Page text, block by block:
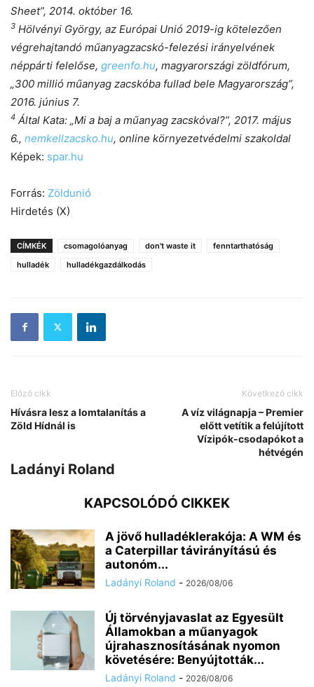
Sheet”, 2014. október 16.
3 Hölvényi György, az Európai Unió 2019-ig kötelezően
végrehajtandó műanyagzacskó-felezési irányelvének
néppárti felelőse, greenfo.hu, magyarországi zöldfórum,
„300 millió műanyag zacskóba fullad bele Magyarország”,
2016. június 7.
4 Által Kata: „Mi a baj a műanyag zacskóval?”, 2017. május
6., nemkellzacsko.hu, online környezetvédelmi szakoldal
Képek: spar.hu
Forrás: Zöldunió
Hirdetés (X)
CÍMKÉK csomagolóanyag don't waste it
fenntarthatóság
hulladék
hulladékgazdálkodás
Előző cikk
Hívásra lesz a lomtalanítás a
Zöld Hídnál is
Következő cikk
A víz világnapja – Premier
előtt vetítik a felújított
Vízipók-csodapókot a
hétvégén
Ladányi Roland
KAPCSOLÓDÓ CIKKEK
A jövő hulladéklerakója: A WM és
a Caterpillar távirányítású és
autonóm...
Ladányi Roland - 2026/08/06
Új törvényjavaslat az Egyesült
Államokban a műanyagok
újrahasznosításának nyomon
követésére: Benyújtották...
Ladányi Roland - 2026/08/06